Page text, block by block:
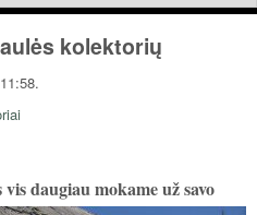
kolektorių
vis daugiau mokame už savo